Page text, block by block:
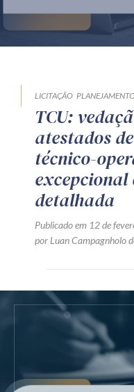
Av. Sete
LICITAÇÃO
TCU:
atestados
técnico-
excepcional
detalhada
Publicado em 12 de
por Luan Campagnholo